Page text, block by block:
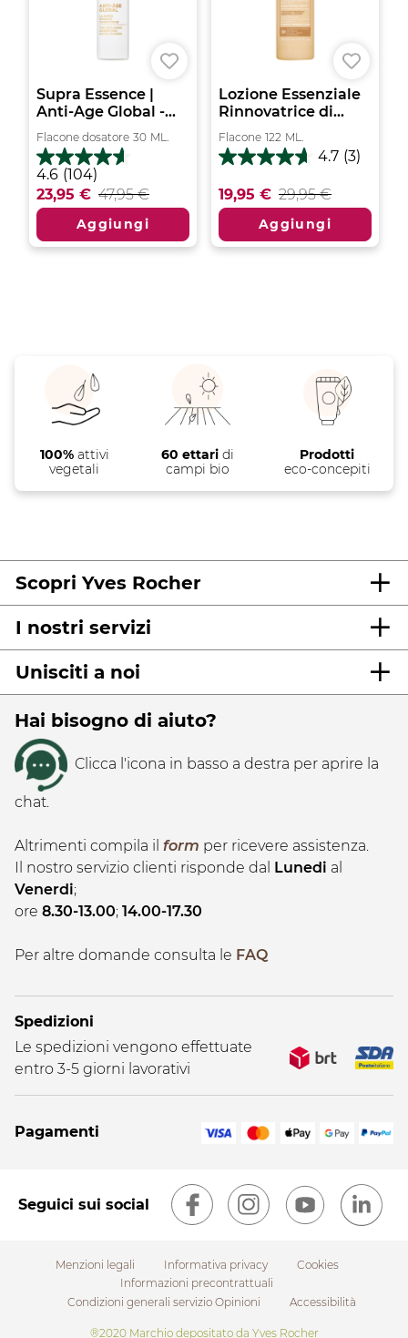
Supra Essence |
Anti-Age Global -...
Flacone dosatore 30 ML.
4.6 (104)
4.6
su
5
104
recensioni
23,95 € 47,95 €
Aggiungi
Lozione Essenziale
Rinnovatrice di...
Flacone 122 ML.
4.7 (3)
4.7
5
stelle.
recensioni
19,95 € 29,95 €
Aggiungi
100%attivi
vegetali
60 ettaridi
campi bio
Prodotti
eco-concepiti
Scopri Yves Rocher
I nostri servizi
Unisciti a noi
Hai bisogno di aiuto?
Clicca l'icona in basso a destra per aprire la
chat.
Altrimenti compila il form per ricevere assistenza.
Il nostro servizio clienti risponde dal Lunedi al
Venerdi;
ore 8.30-13.00; 14.00-17.30
Per altre domande consulta le FAQ
Spedizioni
Le spedizioni vengono effettuate
entro 3-5 giorni lavorativi
Pagamenti
Seguici sui social
Footer
Menzioni legali Informativa privacy
Cookies
Informazioni precontrattuali
Condizioni generali servizio Opinioni
Accessibilità
®2020 Marchio depositato da Yves Rocher